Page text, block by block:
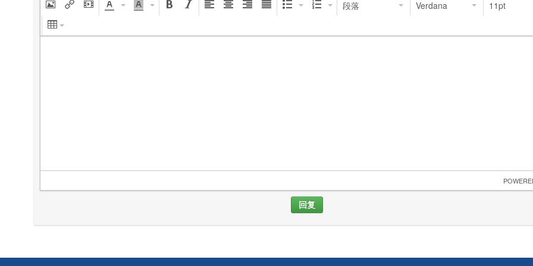
段落 Verdana 11pt
回复